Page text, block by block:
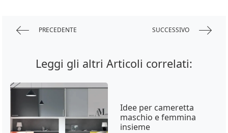
PRECEDENTE SUCCESSIVO
Leggi gli altri Articoli correlati:
Idee per cameretta
maschio e femmina
insieme